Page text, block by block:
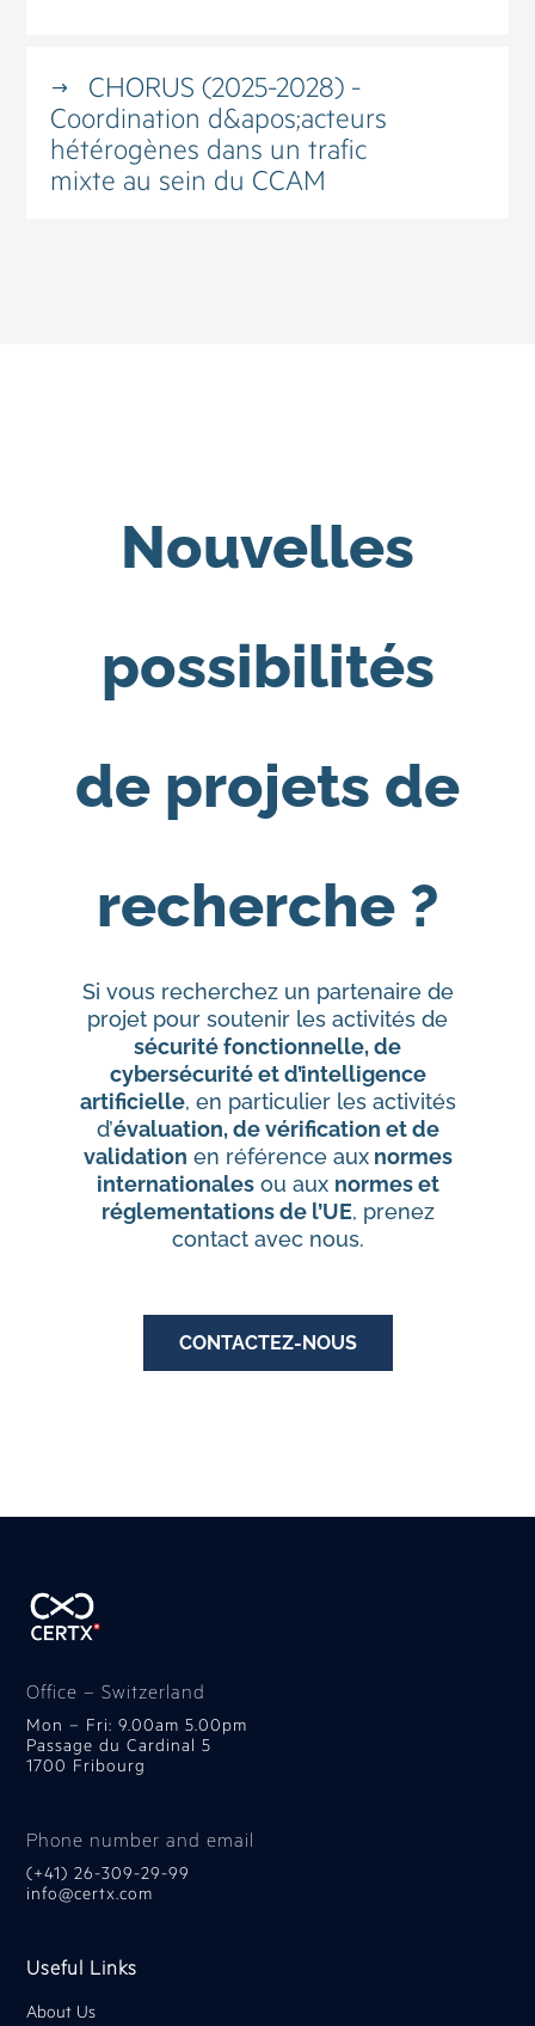
CHORUS (2025-2028) -
Coordination d&apos;acteurs
hétérogènes dans un trafic
mixte au sein du CCAM
Nouvelles
possibilités
de projets de
recherche ?
Si vous recherchez un partenaire de
projet pour soutenir les activités de
sécurité fonctionnelle, de
cybersécurité et d’intelligence
artificielle, en particulier les activités
d’évaluation, de vérification et de
validation en référence auxnormes
internationalesou aux normes et
réglementations de l’UE, prenez
contact avec nous.
CONTACTEZ-NOUS
Office – Switzerland
Mon – Fri: 9.00am 5.00pm
Passage du Cardinal 5
1700 Fribourg
Phone number and email
(+41) 26-309-29-99
info@certx.com
Useful Links
About Us